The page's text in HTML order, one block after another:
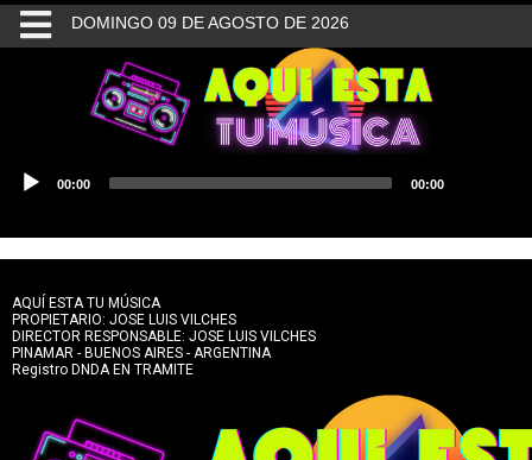
DOMINGO 09 DE AGOSTO DE 2026
de
00:00 00:00
AQUÍ ESTA TU MÚSICA
PROPIETARIO: JOSE LUIS VILCHES
DIRECTOR RESPONSABLE: JOSE LUIS VILCHES
PINAMAR - BUENOS AIRES - ARGENTINA
Registro DNDA EN TRAMITE
INICIO